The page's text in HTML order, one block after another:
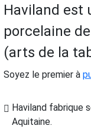
Haviland est
porcelaine
(arts de la
Soyez le premier à
Haviland fabrique
Aquitaine.